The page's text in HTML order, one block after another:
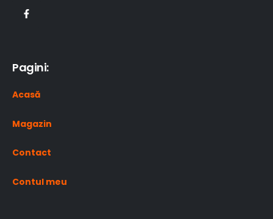
Pagini:
Acasă
Magazin
Contact
Contul meu